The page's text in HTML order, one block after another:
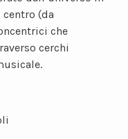
centro (da
che
cerchi